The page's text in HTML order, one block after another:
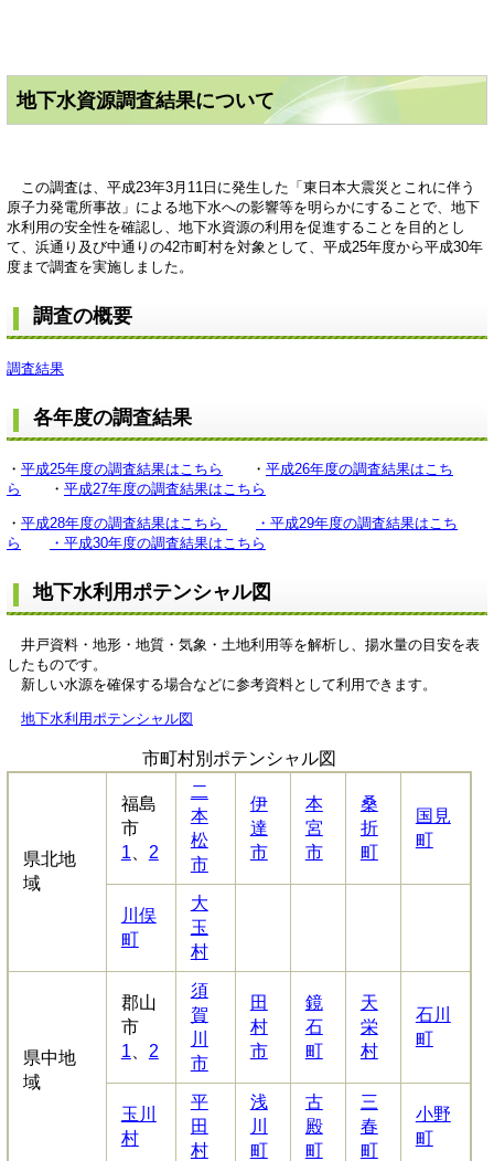
地下水資源調査結果について
この調査は、平成23年3月11日に発生した「東日本大震災とこれに伴う
原子力発電所事故」による地下水への影響等を明らかにすることで、地下
水利用の安全性を確認し、地下水資源の利用を促進することを目的とし
て、浜通り及び中通りの42市町村を対象として、平成25年度から平成30年
度まで調査を実施しました。
調査の概要
調査結果
各年度の調査結果
・ 平成25年度の調査結果はこちら ・ 平成26年度の調査結果はこち
ら
・ 平成27年度の調査結果はこちら
・ 平成28年度の調査結果はこちら
・平成29年度の調査結果はこち
ら
・平成30年度の調査結果はこちら
地下水利用ポテンシャル図
井戸資料・地形・地質・気象・土地利用等を解析し、揚水量の目安を表
したものです。
新しい水源を確保する場合などに参考資料として利用できます。
地下水利用ポテンシャル図
市町村別ポテンシャル図
県北地
域
福島
市
1
2
二
本
松
市
伊
達
市
本
宮
市
桑
折
町
国見
町
川俣
町
大
玉
村
県中地
域
郡山
市
1
2
須
賀
川
市
田
村
市
鏡
石
町
天
栄
村
石川
町
玉川
村
平
田
村
浅
川
町
古
殿
町
三
春
町
小野
町